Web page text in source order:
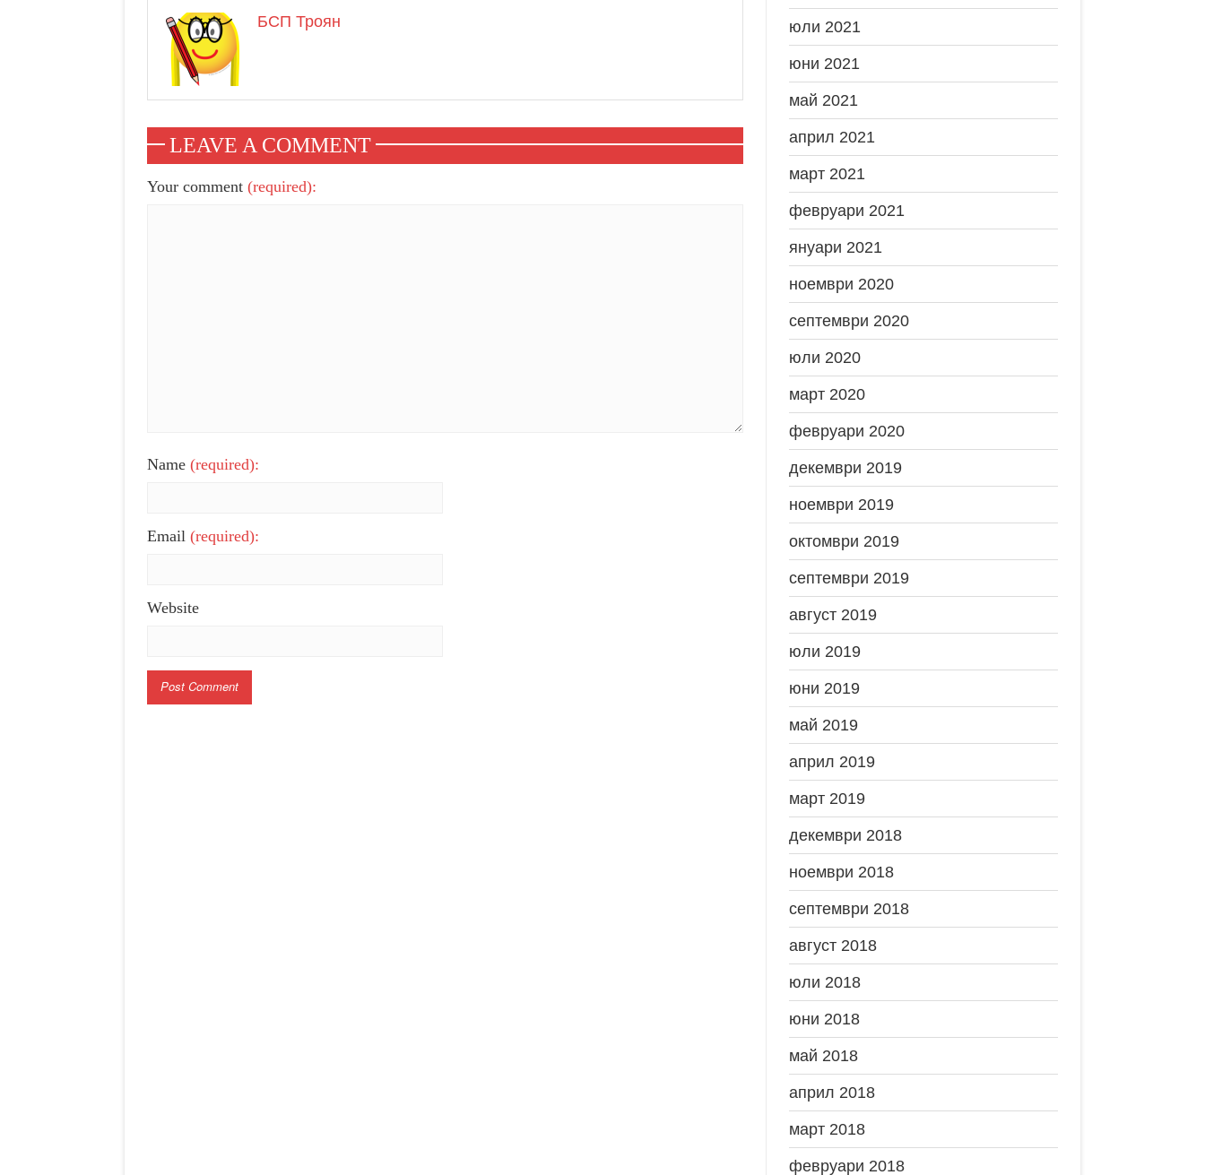
БСП Троян
LEAVE A COMMENT
Your comment (required):
Name (required):
Email (required):
Website
юли 2021
юни 2021
май 2021
април 2021
март 2021
февруари 2021
януари 2021
ноември 2020
септември 2020
юли 2020
март 2020
февруари 2020
декември 2019
ноември 2019
октомври 2019
септември 2019
август 2019
юли 2019
юни 2019
май 2019
април 2019
март 2019
декември 2018
ноември 2018
септември 2018
август 2018
юли 2018
юни 2018
май 2018
април 2018
март 2018
февруари 2018